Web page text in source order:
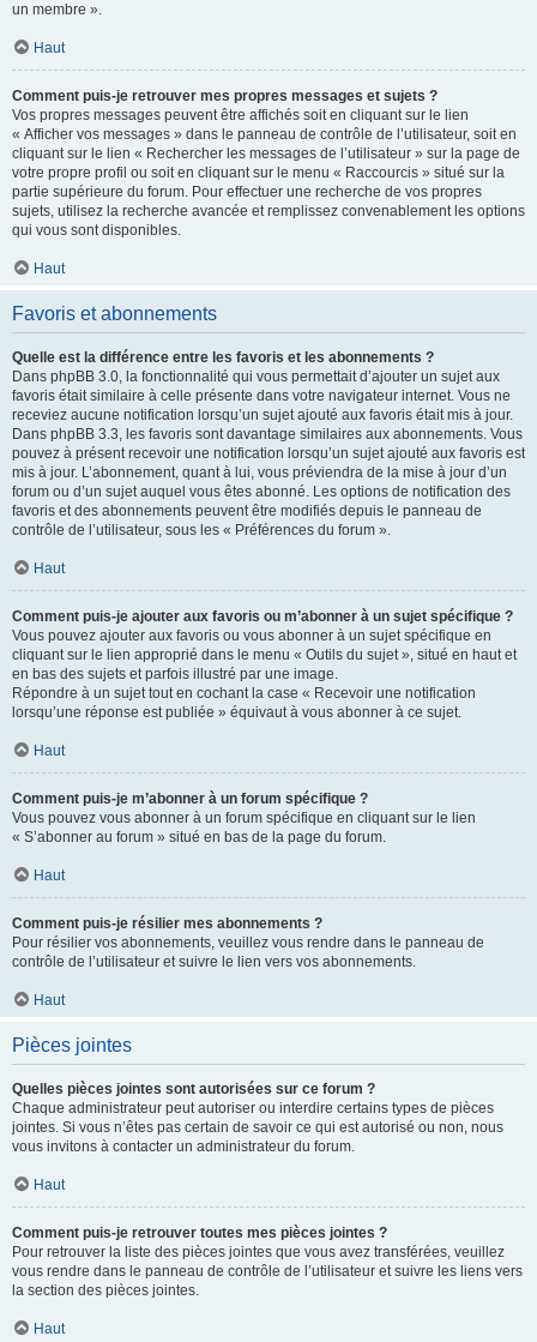
un membre ».
Haut
Comment puis-je retrouver mes propres messages et sujets ?
Vos propres messages peuvent être affichés soit en cliquant sur le lien
« Afficher vos messages » dans le panneau de contrôle de l’utilisateur, soit en
cliquant sur le lien « Rechercher les messages de l’utilisateur » sur la page de
votre propre profil ou soit en cliquant sur le menu « Raccourcis » situé sur la
partie supérieure du forum. Pour effectuer une recherche de vos propres
sujets, utilisez la recherche avancée et remplissez convenablement les options
qui vous sont disponibles.
Haut
Favoris et abonnements
Quelle est la différence entre les favoris et les abonnements ?
Dans phpBB 3.0, la fonctionnalité qui vous permettait d’ajouter un sujet aux
favoris était similaire à celle présente dans votre navigateur internet. Vous ne
receviez aucune notification lorsqu’un sujet ajouté aux favoris était mis à jour.
Dans phpBB 3.3, les favoris sont davantage similaires aux abonnements. Vous
pouvez à présent recevoir une notification lorsqu’un sujet ajouté aux favoris est
mis à jour. L’abonnement, quant à lui, vous préviendra de la mise à jour d’un
forum ou d’un sujet auquel vous êtes abonné. Les options de notification des
favoris et des abonnements peuvent être modifiés depuis le panneau de
contrôle de l’utilisateur, sous les « Préférences du forum ».
Haut
Comment puis-je ajouter aux favoris ou m’abonner à un sujet spécifique ?
Vous pouvez ajouter aux favoris ou vous abonner à un sujet spécifique en
cliquant sur le lien approprié dans le menu « Outils du sujet », situé en haut et
en bas des sujets et parfois illustré par une image.
Répondre à un sujet tout en cochant la case « Recevoir une notification
lorsqu’une réponse est publiée » équivaut à vous abonner à ce sujet.
Haut
Comment puis-je m’abonner à un forum spécifique ?
Vous pouvez vous abonner à un forum spécifique en cliquant sur le lien
« S’abonner au forum » situé en bas de la page du forum.
Haut
Comment puis-je résilier mes abonnements ?
Pour résilier vos abonnements, veuillez vous rendre dans le panneau de
contrôle de l’utilisateur et suivre le lien vers vos abonnements.
Haut
Pièces jointes
Quelles pièces jointes sont autorisées sur ce forum ?
Chaque administrateur peut autoriser ou interdire certains types de pièces
jointes. Si vous n’êtes pas certain de savoir ce qui est autorisé ou non, nous
vous invitons à contacter un administrateur du forum.
Haut
Comment puis-je retrouver toutes mes pièces jointes ?
Pour retrouver la liste des pièces jointes que vous avez transférées, veuillez
vous rendre dans le panneau de contrôle de l’utilisateur et suivre les liens vers
la section des pièces jointes.
Haut